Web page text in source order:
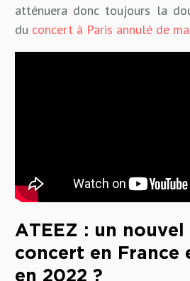
atténuera donc toujours la
du concert à Paris annulé de
ATEEZ : un
concert en France
en 2022 ?